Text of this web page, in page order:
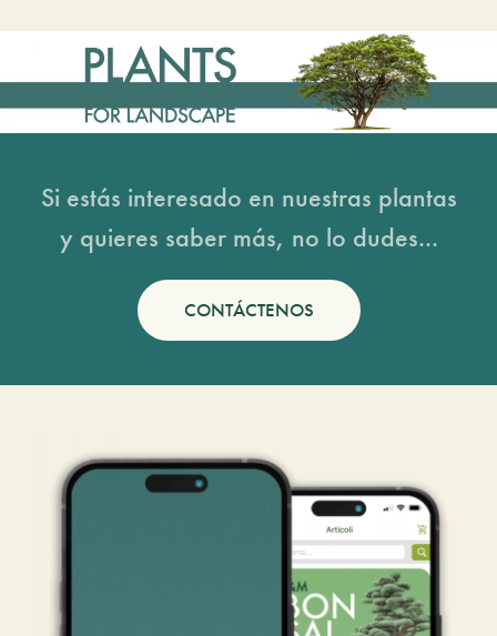
Si estás interesado en nuestras plantas
y quieres saber más, no lo dudes...
CONTÁCTENOS